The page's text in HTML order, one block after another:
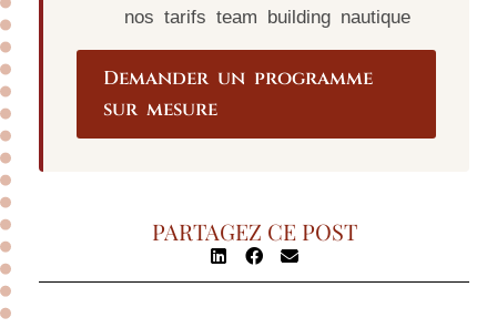
nos tarifs team building nautique
Demander un programme
sur mesure
PARTAGEZ CE POST